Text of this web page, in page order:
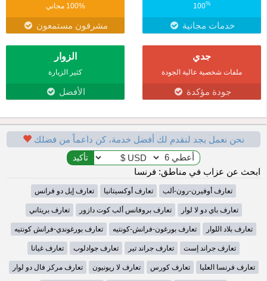
100%
خدمات مجانية
100% مجاني
مشرفون مستمعون
جدي
ملفات شخصية عالية الجودة
جودة مؤكدة
الزوار
كثير الزيارة
الأفضل
نحن نعمل بجد لنقدم لك أفضل خدمة، كن داعماً من فضلك
ابحث عن عزاب في مناطق: فرنسا
تعارف أوفيرن-رون-ألب تعارف أوكسيتانيا تعارف إيل دو فرانس
تعارف باي دو لا لوار تعارف بروفانس ألب كوت دازور تعارف بريتاني
تعارف بلاد اللوار تعارف بورغون-فرانش-كونتيه تعارف بورغوندي-فرانش كونتيه
تعارف جراند إست تعارف جراند تير تعارف جوادلوب تعارف غيانا
تعارف فرنسا العليا تعارف كورس تعارف لا ريونيون تعارف مركز فال دو لوار